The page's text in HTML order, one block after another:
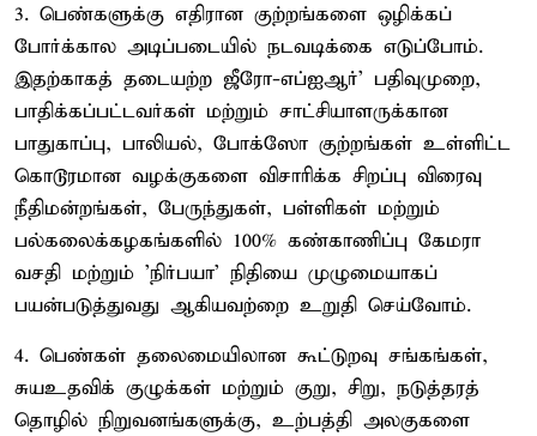
3. பெண்களுக்கு எதிரான குற்றங்களை ஒழிக்கப்
போர்க்கால அடிப்படையில் நடவடிக்கை எடுப்போம்.
இதற்காகத் தடையற்ற ஜீரோ-எப்ஐஆர்' பதிவுமுறை,
பாதிக்கப்பட்டவர்கள் மற்றும் சாட்சியாளருக்கான
பாதுகாப்பு, பாலியல், போக்ஸோ குற்றங்கள் உள்ளிட்ட
கொடூரமான வழக்குகளை விசாரிக்க சிறப்பு விரைவு
நீதிமன்றங்கள், பேருந்துகள், பள்ளிகள் மற்றும்
பல்கலைக்கழகங்களில் 100% கண்காணிப்பு கேமரா
வசதி மற்றும் 'நிர்பயா' நிதியை முழுமையாகப்
பயன்படுத்துவது ஆகியவற்றை உறுதி செய்வோம்.
4. பெண்கள் தலைமையிலான கூட்டுறவு சங்கங்கள்,
சுயஉதவிக் குழுக்கள் மற்றும் குறு, சிறு, நடுத்தரத்
தொழில் நிறுவனங்களுக்கு, உற்பத்தி அலகுகளை